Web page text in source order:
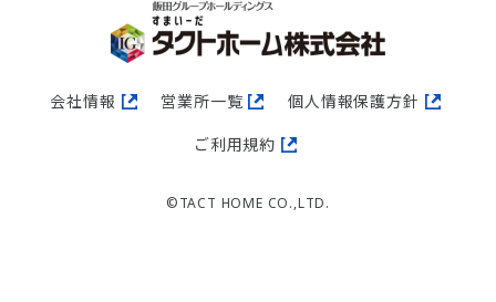
会社情報 営業所一覧 個人情報保護方針
ご利用規約
©TACT HOME CO.,LTD.